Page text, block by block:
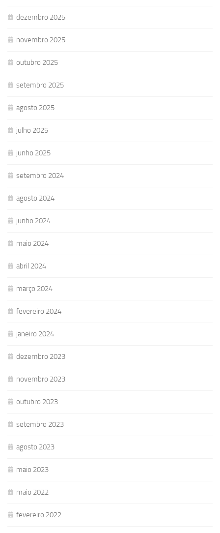
dezembro 2025
novembro 2025
outubro 2025
setembro 2025
agosto 2025
julho 2025
junho 2025
setembro 2024
agosto 2024
junho 2024
maio 2024
abril 2024
março 2024
fevereiro 2024
janeiro 2024
dezembro 2023
novembro 2023
outubro 2023
setembro 2023
agosto 2023
maio 2023
maio 2022
fevereiro 2022